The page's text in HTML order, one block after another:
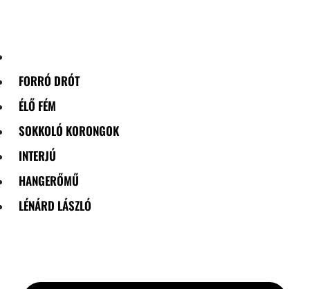
FORRÓ DRÓT
ÉLŐ FÉM
SOKKOLÓ KORONGOK
INTERJÚ
HANGERŐMŰ
LÉNÁRD LÁSZLÓ